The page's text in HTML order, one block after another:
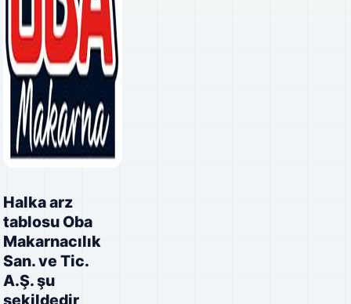
Halka arz
tablosu Oba
Makarnacılık
San. ve Tic.
A.Ş. şu
şekildedir